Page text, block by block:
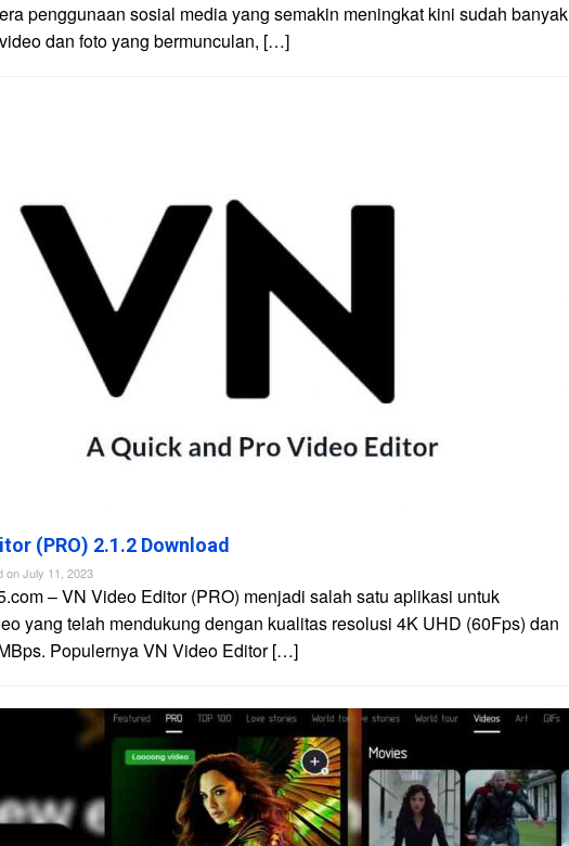
penggunaan sosial media yang semakin meningkat kini sudah banyak
dan foto yang bermunculan, […]
(PRO) 2.1.2 Download
onJuly 11, 2023
– VN Video Editor (PRO) menjadi salah satu aplikasi untuk
yang telah mendukung dengan kualitas resolusi 4K UHD (60Fps) dan
Populernya VN Video Editor […]